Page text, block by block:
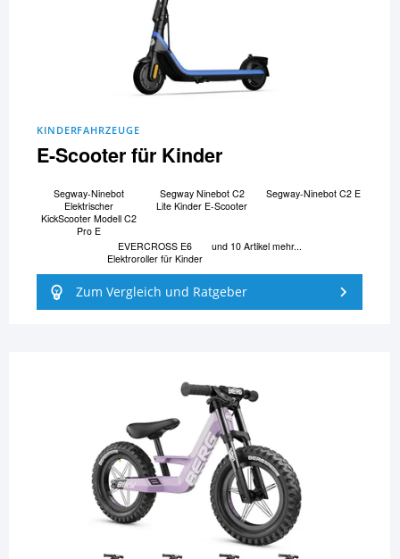
KINDERFAHRZEUGE
E-Scooter für Kinder
Segway-Ninebot
Elektrischer
KickScooter Modell C2
Pro E
Segway Ninebot C2
Lite Kinder E-Scooter
Segway-Ninebot C2 E
EVERCROSS E6
Elektroroller für Kinder
und 10 Artikel mehr...
Zum Vergleich und Ratgeber